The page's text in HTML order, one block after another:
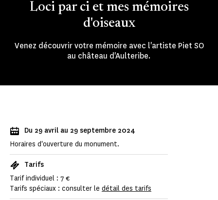
Loci par ci et mes mémoires
d'oiseaux
Venez découvrir votre mémoire avec l'artiste Piet SO
au château d'Aulteribe.
Du 29 avril au 29 septembre 2024
Horaires d'ouverture du monument.
Tarifs
Tarif individuel : 7 €
Tarifs spéciaux : consulter le détail des tarifs